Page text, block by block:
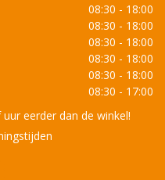
08:30 - 18:00
08:30 - 18:00
08:30 - 18:00
08:30 - 18:00
08:30 - 18:00
08:30 - 17:00
eerder dan de winkel!